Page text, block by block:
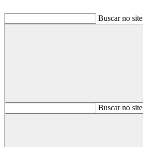
Buscar no site
BuscarBuscar no site